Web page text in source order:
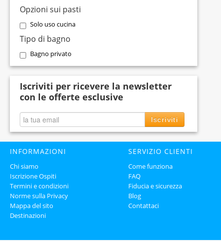
Opzioni sui pasti
Solo uso cucina
Tipo di bagno
Bagno privato
Iscriviti per ricevere la newsletter
con le offerte esclusive
Iscriviti
INFORMAZIONI
Chi siamo
Iscrizione Ospiti
Termini e condizioni
Norme sulla Privacy
Mappa del sito
Destinazioni
SERVIZIO CLIENTI
Come funziona
FAQ
Fiducia e sicurezza
Blog
Contattaci